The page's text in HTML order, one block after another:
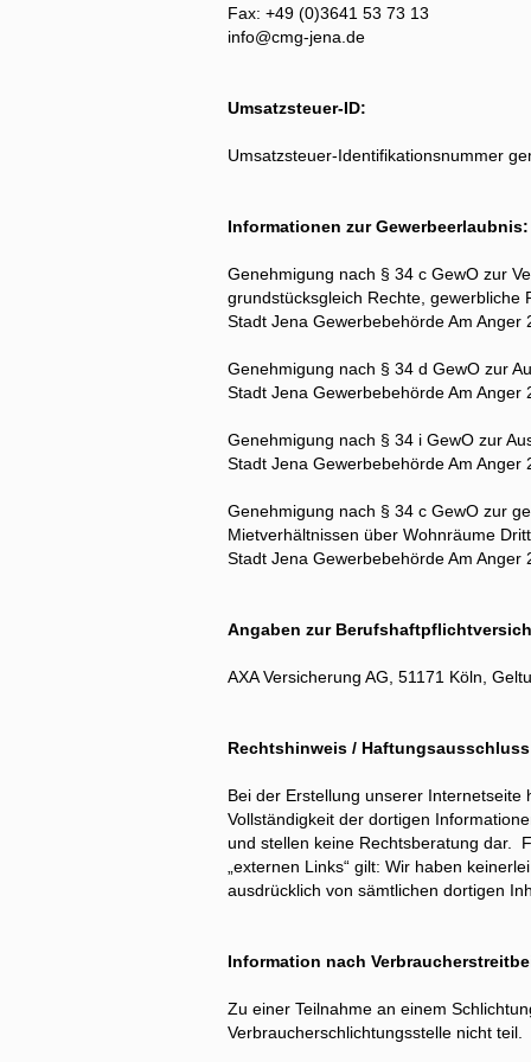
Fax: +49 (0)3641 53 73 13
info@cmg-jena.de
Umsatzsteuer-ID:
Umsatzsteuer-Identifikationsnummer
Informationen zur
Genehmigung nach § 34 c GewO zur
grundstücksgleich Rechte, gewerbliche
Stadt Jena Gewerbebehörde Am Anger
Genehmigung nach § 34 d GewO zur
Stadt Jena Gewerbebehörde Am Anger
Genehmigung nach § 34 i GewO zur
Stadt Jena Gewerbebehörde Am Anger
Genehmigung nach § 34 c GewO zur
Mietverhältnissen über Wohnräume
Stadt Jena Gewerbebehörde Am Anger
Angaben zur
AXA Versicherung AG, 51171 Köln,
Rechtshinweis /
Bei der Erstellung unserer
Vollständigkeit der dortigen
und stellen keine Rechtsberatung dar.
„externen Links“ gilt: Wir haben
ausdrücklich von sämtlichen dortigen
Information nach
Zu einer Teilnahme an einem
Verbraucherschlichtungsstelle nicht teil.